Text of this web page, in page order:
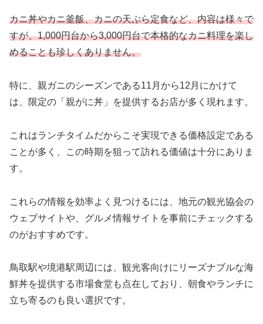
カニ丼やカニ釜飯、カニの天ぷら定食など、内容は様々で
すが、1,000円台から3,000円台で本格的なカニ料理を楽し
めることも珍しくありません。
特に、親ガニのシーズンである11月から12月にかけて
は、限定の「親がに丼」を提供するお店が多く現れます。
これはランチタイムだからこそ実現できる価格設定である
ことが多く、この時期を狙って訪れる価値は十分にありま
す。
これらの情報を効率よく見つけるには、地元の観光協会の
ウェブサイトや、グルメ情報サイトを事前にチェックする
のがおすすめです。
鳥取駅や境港駅周辺には、観光客向けにリーズナブルな海
鮮丼を提供する市場食堂も点在しており、朝食やランチに
立ち寄るのも良い選択です。